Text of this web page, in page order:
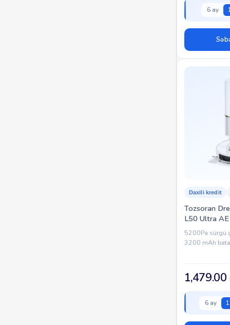
6 ay
Tozsoran
L50 Ultra
EUA
Daxili kredit
5200Pa sürgü
3200 mAh
1,479.00
6 ay